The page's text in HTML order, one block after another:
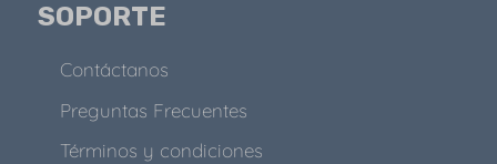
SOPORTE
Contáctanos
Preguntas Frecuentes
Términos y condiciones